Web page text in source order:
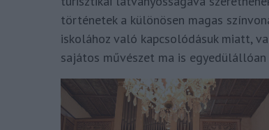
történetek a különösen magas
iskolához való kapcsolódásuk miatt,
sajátos művészet ma is